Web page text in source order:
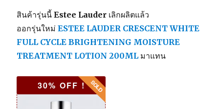
สินค้ารุ่นนี้Estee Lauder เลิกผลิตแล้ว
ออกรุ่นใหม่ESTEE LAUDER CRESCENT WHITE
FULL CYCLE BRIGHTENING MOISTURE
TREATMENT LOTION 200ML มาแทน
30% OFF !